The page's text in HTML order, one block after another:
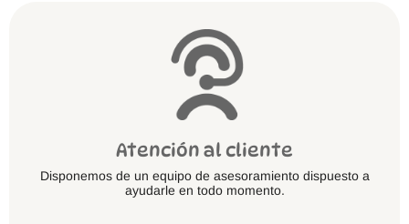
Atención al cliente
Disponemos de un equipo de asesoramiento dispuesto a
ayudarle en todo momento.